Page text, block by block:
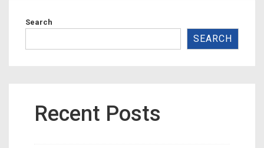
Search
SEARCH
Recent Posts